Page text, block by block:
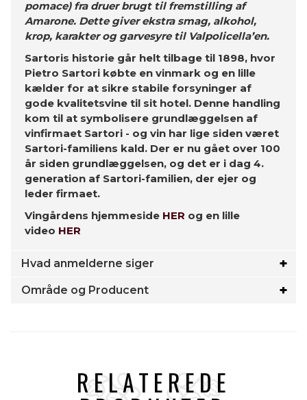
pomace) fra druer brugt til fremstilling af
Amarone. Dette giver ekstra smag, alkohol,
krop, karakter og garvesyre til Valpolicella’en.
Sartoris historie går helt tilbage til 1898, hvor
Pietro Sartori købte en vinmark og en lille
kælder for at sikre stabile forsyninger af
gode kvalitetsvine til sit hotel. Denne handling
kom til at symbolisere grundlæggelsen af
vinfirmaet Sartori - og vin har lige siden været
Sartori-familiens kald. Der er nu gået over 100
år siden grundlæggelsen, og det er i dag 4.
generation af Sartori-familien, der ejer og
leder firmaet.
Vingårdens hjemmeside HER og en lille
video HER
Hvad anmelderne siger
Område og Producent
RELATEREDE